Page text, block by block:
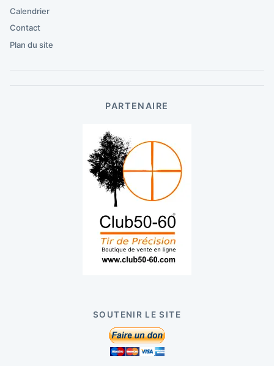
Calendrier
Contact
Plan du site
PARTENAIRE
SOUTENIR LE SITE